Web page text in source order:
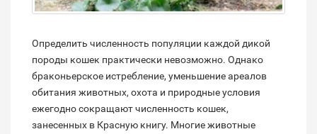
Определить численность популяции каждой дикой
породы кошек практически невозможно. Однако
браконьерское истребление, уменьшение ареалов
обитания животных, охота и природные условия
ежегодно сокращают численность кошек,
занесенных в Красную книгу. Многие животные